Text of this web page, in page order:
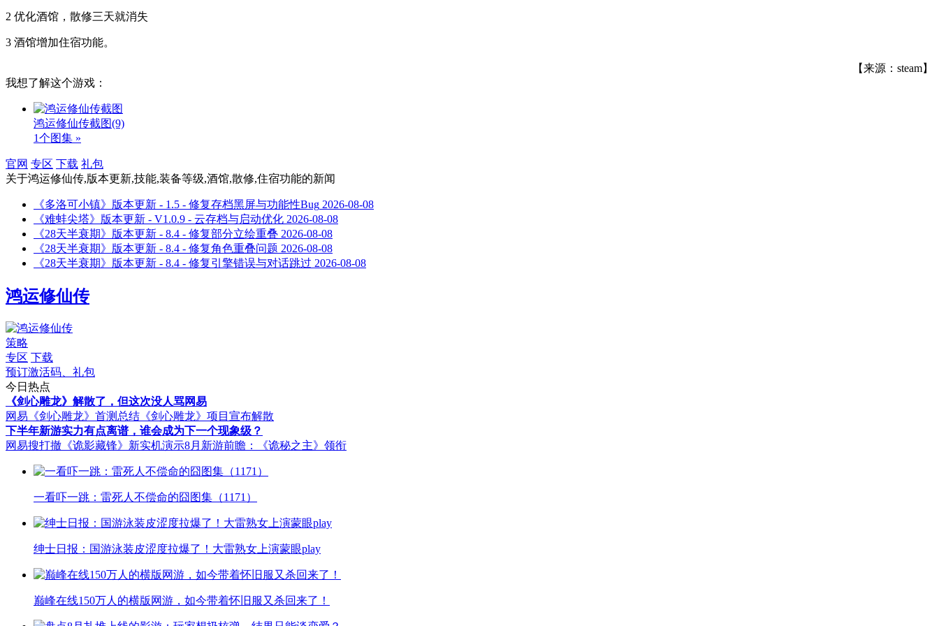
2 优化酒馆，散修三天就消失
3 酒馆增加住宿功能。
【来源：steam】
我想了解这个游戏：
鸿运修仙传截图(9)
1个图集 »
官网 专区 下载 礼包
关于鸿运修仙传,版本更新,技能,装备等级,酒馆,散修,住宿功能的新闻
《多洛可小镇》版本更新 - 1.5 - 修复存档黑屏与功能性Bug 2026-08-08
《难蚌尖塔》版本更新 - V1.0.9 - 云存档与启动优化 2026-08-08
《28天半衰期》版本更新 - 8.4 - 修复部分立绘重叠 2026-08-08
《28天半衰期》版本更新 - 8.4 - 修复角色重叠问题 2026-08-08
《28天半衰期》版本更新 - 8.4 - 修复引擎错误与对话跳过 2026-08-08
鸿运修仙传
策略
专区 下载
预订激活码、礼包
今日热点
《剑心雕龙》解散了，但这次没人骂网易
网易《剑心雕龙》首测总结 《剑心雕龙》项目宣布解散
下半年新游实力有点离谱，谁会成为下一个现象级？
网易搜打撤《诡影藏锋》新实机演示8月新游前瞻：《诡秘之主》领衔
一看吓一跳：雷死人不偿命的囧图集（1171）
绅士日报：国游泳装皮涩度拉爆了！大雷熟女上演蒙眼play
巅峰在线150万人的横版网游，如今带着怀旧服又杀回来了！